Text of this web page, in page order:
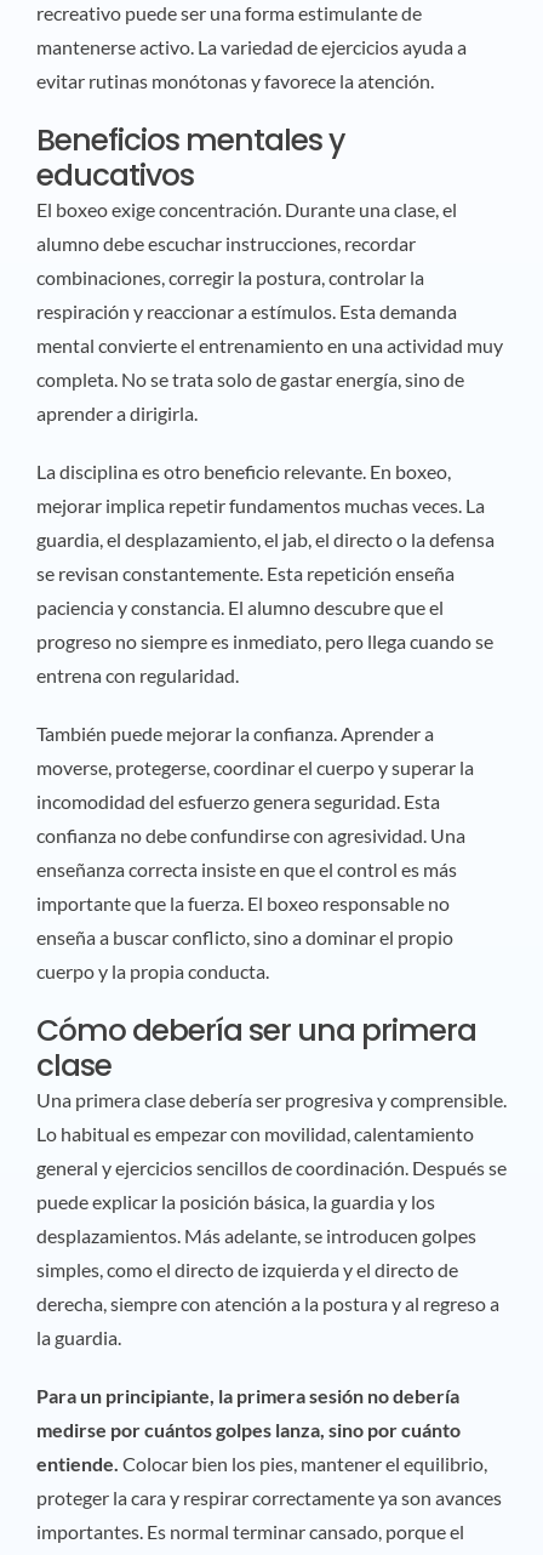
recreativo puede ser una forma estimulante de
mantenerse activo. La variedad de ejercicios ayuda a
evitar rutinas monótonas y favorece la atención.
Beneficios mentales y
educativos
El boxeo exige concentración. Durante una clase, el
alumno debe escuchar instrucciones, recordar
combinaciones, corregir la postura, controlar la
respiración y reaccionar a estímulos. Esta demanda
mental convierte el entrenamiento en una actividad muy
completa. No se trata solo de gastar energía, sino de
aprender a dirigirla.
La disciplina es otro beneficio relevante. En boxeo,
mejorar implica repetir fundamentos muchas veces. La
guardia, el desplazamiento, el jab, el directo o la defensa
se revisan constantemente. Esta repetición enseña
paciencia y constancia. El alumno descubre que el
progreso no siempre es inmediato, pero llega cuando se
entrena con regularidad.
También puede mejorar la confianza. Aprender a
moverse, protegerse, coordinar el cuerpo y superar la
incomodidad del esfuerzo genera seguridad. Esta
confianza no debe confundirse con agresividad. Una
enseñanza correcta insiste en que el control es más
importante que la fuerza. El boxeo responsable no
enseña a buscar conflicto, sino a dominar el propio
cuerpo y la propia conducta.
Cómo debería ser una primera
clase
Una primera clase debería ser progresiva y comprensible.
Lo habitual es empezar con movilidad, calentamiento
general y ejercicios sencillos de coordinación. Después se
puede explicar la posición básica, la guardia y los
desplazamientos. Más adelante, se introducen golpes
simples, como el directo de izquierda y el directo de
derecha, siempre con atención a la postura y al regreso a
la guardia.
Para un principiante, la primera sesión no debería
medirse por cuántos golpes lanza, sino por cuánto
entiende. Colocar bien los pies, mantener el equilibrio,
proteger la cara y respirar correctamente ya son avances
importantes. Es normal terminar cansado, porque el